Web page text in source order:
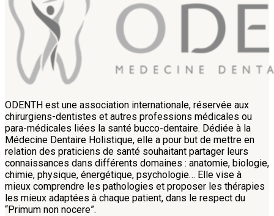
ODENTH est une association internationale, réservée aux
chirurgiens-dentistes et autres professions médicales ou
para-médicales liées la santé bucco-dentaire. Dédiée à la
Médecine Dentaire Holistique, elle a pour but de mettre en
relation des praticiens de santé souhaitant partager leurs
connaissances dans différents domaines : anatomie, biologie,
chimie, physique, énergétique, psychologie… Elle vise à
mieux comprendre les pathologies et proposer les thérapies
les mieux adaptées à chaque patient, dans le respect du
“Primum non nocere”.